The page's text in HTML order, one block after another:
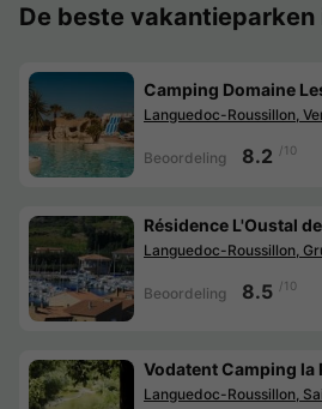
De beste vakantieparken
Camping Domaine
Languedoc-Roussillon,
Beoordeling 8.2 /10
Résidence L'Oustal
Languedoc-Roussillon,
Beoordeling 8.5 /10
Vodatent Camping la
Languedoc-Roussillon,